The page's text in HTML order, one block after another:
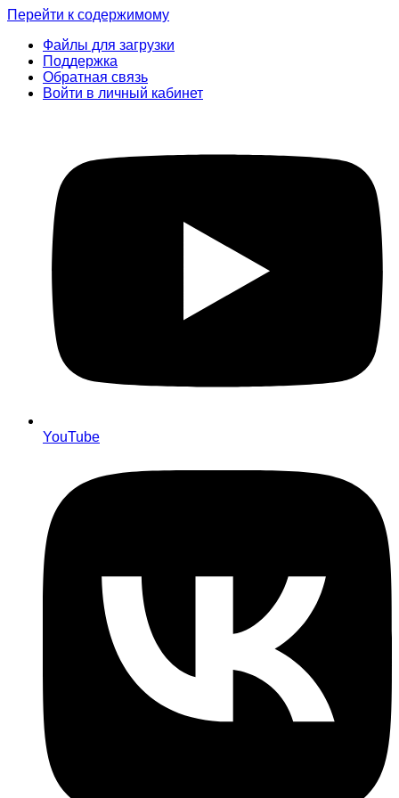
Перейти к содержимому
Файлы для загрузки
Поддержка
Обратная связь
Войти в личный кабинет
YouTube